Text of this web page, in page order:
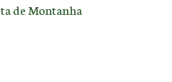
de Montanha